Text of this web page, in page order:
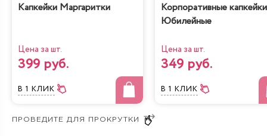
Сказка Тирамису
Капкейки Маргаритки
Цена за шт.
399 руб.
В 1 КЛИК
Корпоративные капкейки
Юбилейные
Цена за шт.
349 руб.
В 1 КЛИК